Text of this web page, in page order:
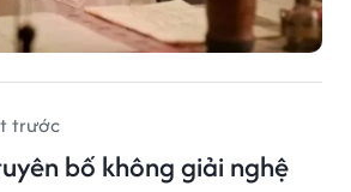
trước
bố không giải nghệ